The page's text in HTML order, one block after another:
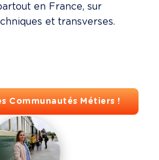
en France, sur
et transverses.
Communautés Métiers !